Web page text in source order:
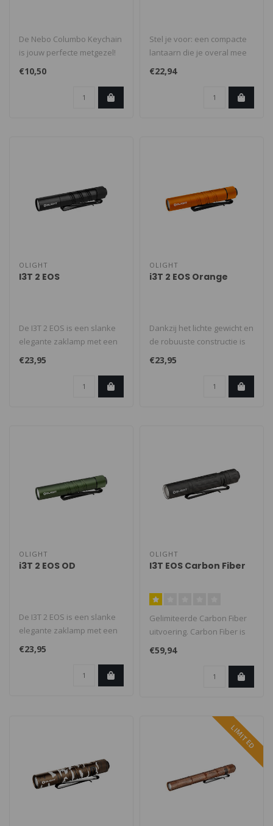
De Nebo Columbo Keychain
is jouw perfecte metgezel!
Deze lichtgewicht
sleutelhan..
€10,50
Stel je voor: een compacte
lantaarn die je overal mee
naartoe neemt. Dat is de N..
€22,94
OLIGHT
I3T 2 EOS
De I3T 2 EOS is een slanke
elegante zaklamp met een
achter schakelaar en werkt
€23,95
OLIGHT
i3T 2 EOS Orange
Dankzij het lichte gewicht en
de robuuste constructie is
deze zaklamp ideaal voo..
€23,95
OLIGHT
i3T 2 EOS OD
De I3T 2 EOS is een slanke
elegante zaklamp met een
achter schakelaar en werkt
€23,95
OLIGHT
I3T EOS Carbon Fiber
Gelimiteerde Carbon Fiber
uitvoering. Carbon Fiber is
een ultra sterk en lichtge..
€59,94
LIMITED